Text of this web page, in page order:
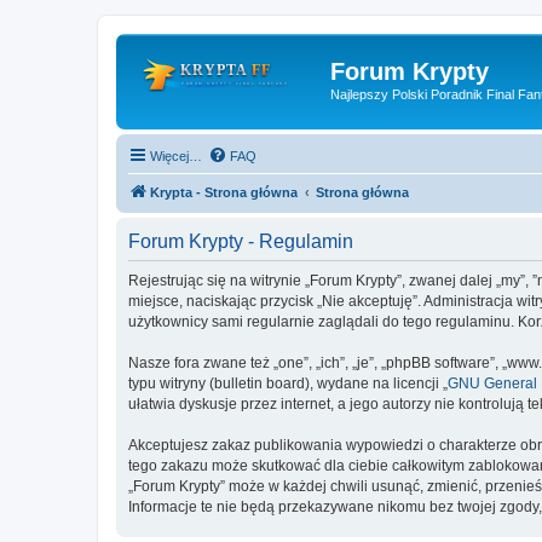
Forum Krypty
Najlepszy Polski Poradnik Final
Więcej… FAQ
Krypta - Strona główna Strona główna
Forum Krypty - Regulamin
Rejestrując się na witrynie „Forum Krypty”, zwanej dalej
miejsce, naciskając przycisk „Nie akceptuję”. Administracja
użytkownicy sami regularnie zaglądali do tego regulaminu.
Nasze fora zwane też „one”, „ich”, „je”, „phpBB software”,
typu witryny (bulletin board), wydane na licencji „ GNU General
ułatwia dyskusje przez internet, a jego autorzy nie kontrolują
Akceptujesz zakaz publikowania wypowiedzi o charakterze
tego zakazu może skutkować dla ciebie całkowitym
„Forum Krypty” może w każdej chwili usunąć, zmienić,
Informacje te nie będą przekazywane nikomu bez twojej